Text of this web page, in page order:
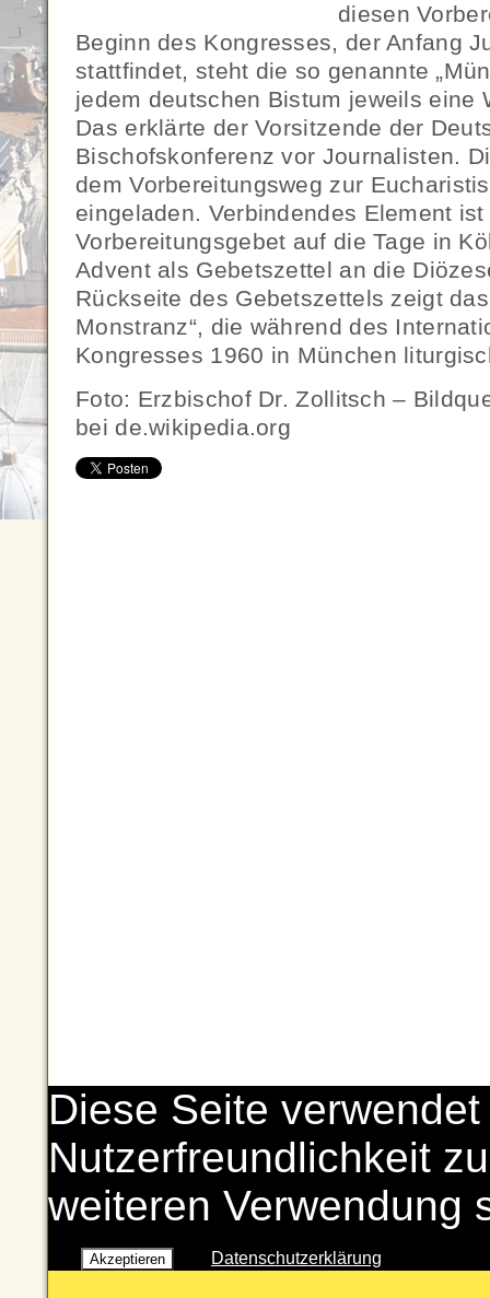
diesen
Beginn des Kongresses, der Anfang
stattfindet, steht die so genannte
jedem deutschen Bistum jeweils eine
Das erklärte der Vorsitzende der
Bischofskonferenz vor Journalisten.
dem Vorbereitungsweg zur
eingeladen. Verbindendes Element ist
Vorbereitungsgebet auf die Tage in
Advent als Gebetszettel an die
Rückseite des Gebetszettels zeigt
Monstranz“, die während des
Kongresses 1960 in München
Foto: Erzbischof Dr. Zollitsch –
bei de.wikipedia.org
Diese Seite
Nutzerfreundlichkeit
weiteren Verwendung
Akzeptieren Datenschutzerklärung